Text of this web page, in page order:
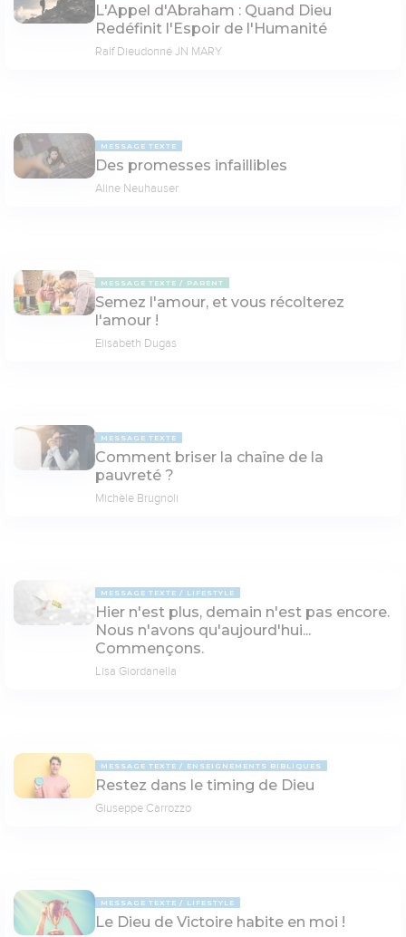
L'Appel d'Abraham : Quand Dieu
Redéfinit l'Espoir de l'Humanité
Ralf Dieudonné JN MARY
MESSAGE TEXTE
Des promesses infaillibles
Aline Neuhauser
MESSAGE TEXTE PARENT
Semez l'amour, et vous récolterez
l'amour !
Elisabeth Dugas
MESSAGE TEXTE
Comment briser la chaîne de la
pauvreté ?
Michèle Brugnoli
MESSAGE TEXTE LIFESTYLE
Hier n'est plus, demain n'est pas encore.
Nous n'avons qu'aujourd'hui...
Commençons.
Lisa Giordanella
MESSAGE TEXTE ENSEIGNEMENTS BIBLIQUES
Restez dans le timing de Dieu
Giuseppe Carrozzo
MESSAGE TEXTE LIFESTYLE
Le Dieu de Victoire habite en moi !